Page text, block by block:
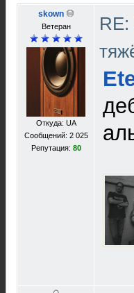
skown
Ветеран
Откуда: UA
Сообщений: 2 025
Репутация: 80